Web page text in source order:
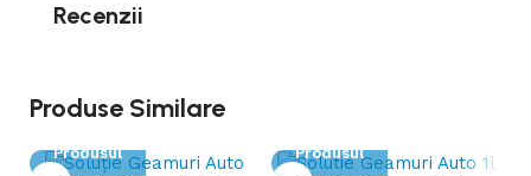
Recenzii
Produse Similare
Produsul
Produsul